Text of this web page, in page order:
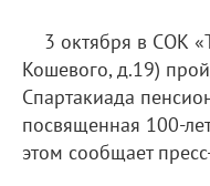
3 октября в СОК
Кошевого, д.19)
Спартакиада
посвященная 100-
этом сообщает